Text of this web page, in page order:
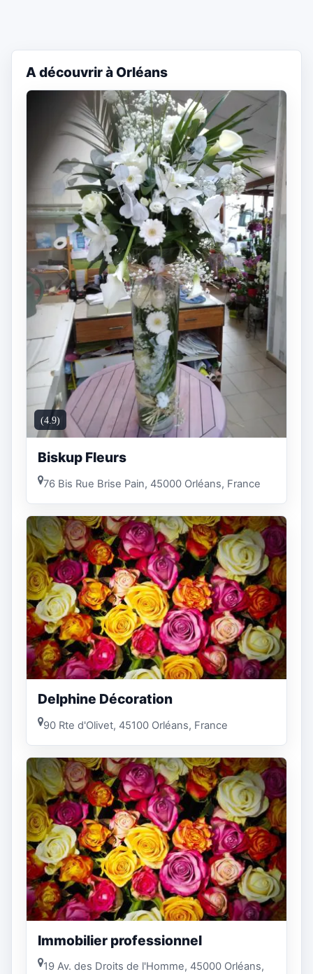
A découvrir à Orléans
(4.9)
Biskup Fleurs
76 Bis Rue Brise Pain, 45000 Orléans, France
Delphine Décoration
90 Rte d'Olivet, 45100 Orléans, France
Immobilier professionnel
19 Av. des Droits de l'Homme, 45000 Orléans,